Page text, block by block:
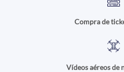
Compra de
Vídeos aéreos de